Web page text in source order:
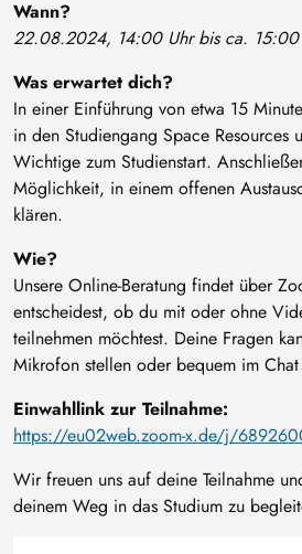
Wann?
22.08.2024, 14:00 Uhr bis ca. 15:00
Was erwartet dich?
In einer Einführung von etwa 15
in den Studiengang Space Resources
Wichtige zum Studienstart.
Möglichkeit, in einem offenen
klären.
Wie?
Unsere Online-Beratung findet über
entscheidest, ob du mit oder ohne
teilnehmen möchtest. Deine Fragen
Mikrofon stellen oder bequem im
Einwahllink zur Teilnahme:
https://eu02web.zoom-x.de/j/
Wir freuen uns auf deine Teilnahme
deinem Weg in das Studium zu